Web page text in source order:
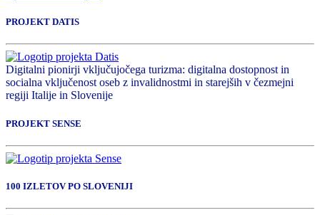
PROJEKT DATIS
Digitalni pionirji vključujočega turizma: digitalna dostopnost in
socialna vključenost oseb z invalidnostmi in starejših v čezmejni
regiji Italije in Slovenije
PROJEKT SENSE
100 IZLETOV PO SLOVENIJI